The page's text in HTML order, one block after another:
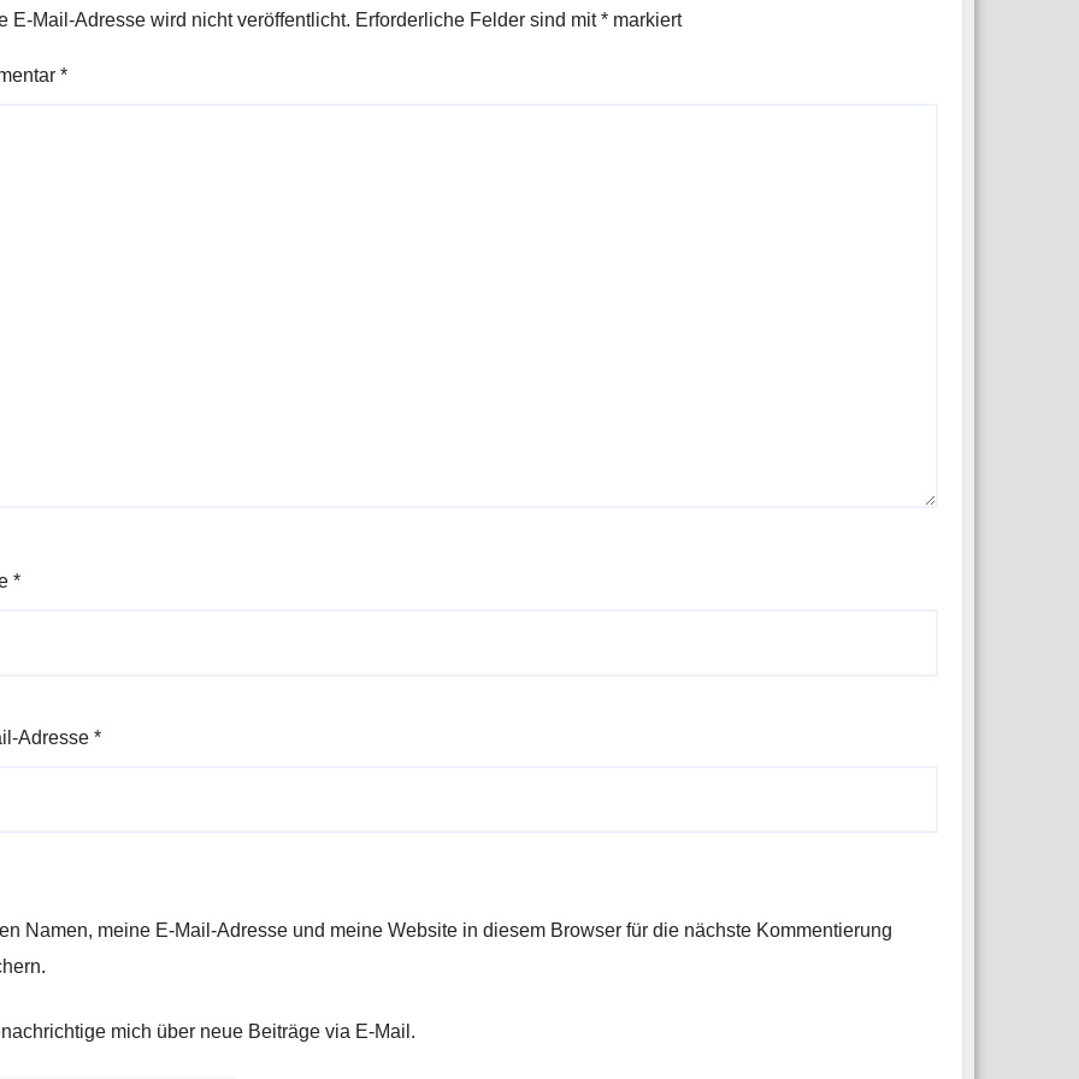
E-Mail-Adresse wird nicht veröffentlicht. Erforderliche Felder sind mit* markiert
*
*
Adresse *
Namen, meine E-Mail-Adresse und meine Website in diesem Browser für die nächste Kommentierung
mich über neue Beiträge via E-Mail.